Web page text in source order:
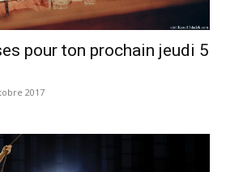
pour ton prochain jeudi 5
2017